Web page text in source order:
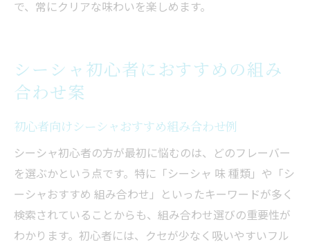
で、常にクリアな味わいを楽しめます。
シーシャ初心者におすすめの組み
合わせ案
初心者向けシーシャおすすめ組み合わせ例
シーシャ初心者の方が最初に悩むのは、どのフレーバー
を選ぶかという点です。特に「シーシャ 味 種類」や「シ
ーシャおすすめ 組み合わせ」といったキーワードが多く
検索されていることからも、組み合わせ選びの重要性が
わかります。初心者には、クセが少なく吸いやすいフル